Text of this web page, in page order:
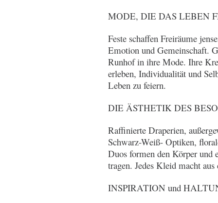
MODE, DIE DAS LEBEN
Feste schaffen Freiräume
Emotion und Gemeinschaft.
Runhof in ihre Mode. Ihre
erleben, Individualität und
Leben zu feiern.
DIE ÄSTHETIK DES
Raffinierte Draperien,
Schwarz-Weiß- Optiken,
Duos formen den Körper und
tragen. Jedes Kleid macht
INSPIRATION und